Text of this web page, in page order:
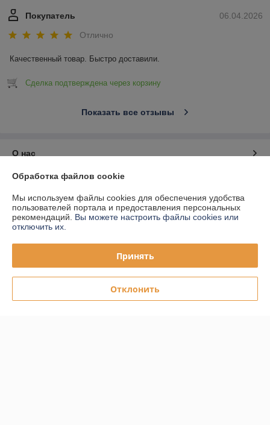
06.04.2026
Покупатель
Отлично
Качественный товар. Быстро доставили.
Сделка подтверждена через корзину
Показать все отзывы
О нас
Контакты
Доставка и оплата
Полная версия сайта
Политика обработки cookies
Обработка файлов cookie
Мы используем файлы cookies для обеспечения удобства
пользователей портала и предоставления персональных
рекомендаций. Вы можете настроить файлы cookies или
отключить их.
Принять
Отклонить